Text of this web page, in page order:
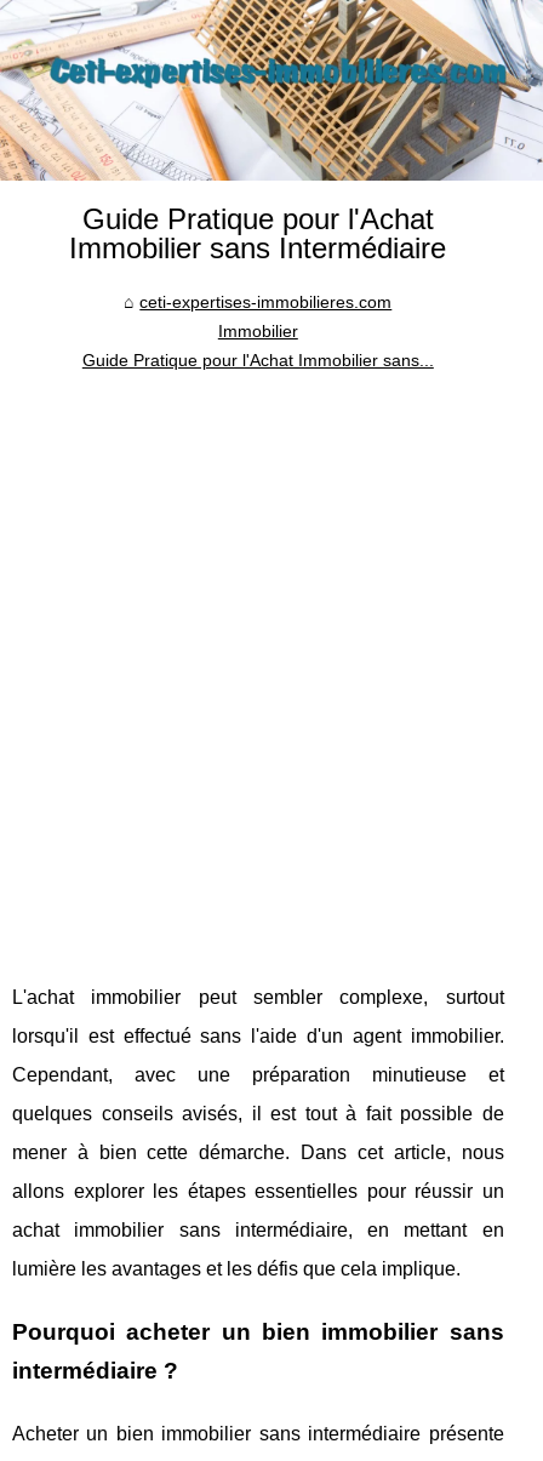
Guide Pratique pour l'Achat
Immobilier sans Intermédiaire
ceti-expertises-immobilieres.com
Immobilier
Guide Pratique pour l'Achat Immobilier sans...
L'achat immobilier peut sembler complexe, surtout
lorsqu'il est effectué sans l'aide d'un agent immobilier.
Cependant, avec une préparation minutieuse et
quelques conseils avisés, il est tout à fait possible de
mener à bien cette démarche. Dans cet article, nous
allons explorer les étapes essentielles pour réussir un
achat immobilier sans intermédiaire, en mettant en
lumière les avantages et les défis que cela implique.
Pourquoi acheter un bien immobilier sans
intermédiaire ?
Acheter un bien immobilier sans intermédiaire présente